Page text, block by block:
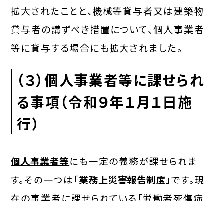
拡大されたことと、機械等貸与者又は建築物
貸与者の講ずべき措置について、個人事業者
等に貸与する場合にも拡大されました。
（３）個人事業者等に課せられ
る事項（令和９年１月１日施
行）
個人事業者等にも一定の義務が課せられま
す。その一つは「業務上災害報告制度」です。現
在の事業者に課せられている「労働者死傷病